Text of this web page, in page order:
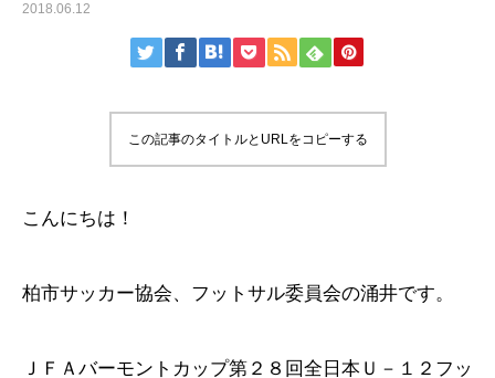
2018.06.12
この記事のタイトルとURLをコピーする
こんにちは！
柏市サッカー協会、フットサル委員会の涌井です。
ＪＦＡバーモントカップ第２８回全日本Ｕ－１２フッ